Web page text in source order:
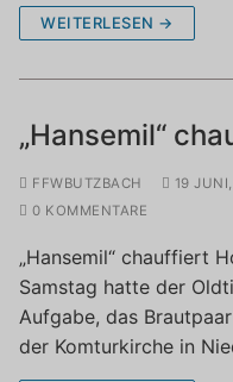
WEITERLESEN →
„Hansemil“
FFWBUTZBACH 19
0 KOMMENTARE
„Hansemil“ chauffiert
Samstag hatte der
Aufgabe, das
der Komturkirche in